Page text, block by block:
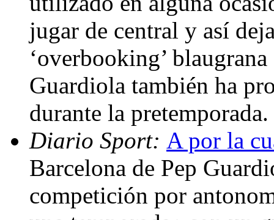
jugar de central y así
‘overbooking’
Guardiola también ha
durante la
Diario Sport: A por la
Barcelona de Pep
competición por